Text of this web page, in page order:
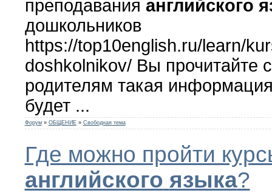
преподавания английского
дошкольников
https://top10english.ru/learn/
doshkolnikov/ Вы прочитайте
родителям такая
будет ...
Форум » ОБЩЕНИЕ » Свободная тема
Где можно пройти
английского языка?